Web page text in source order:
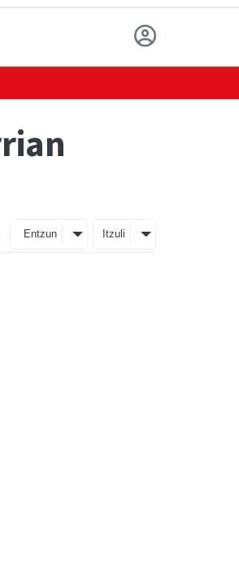
Entzun Itzuli